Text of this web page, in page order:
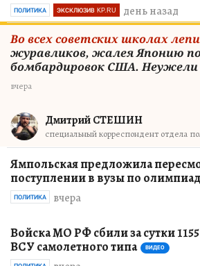
день назад
ПОЛИТИКА ЭКСКЛЮЗИВ KP.RU
Во всех советских школах
журавликов, жалея Японию
бомбардировок США. Неужели
вчера
Дмитрий СТЕШИН
специальный корреспондент отдела
Ямпольская предложила
поступлении в вузы по
вчера
ПОЛИТИКА
Войска МО РФ сбили за сутки
ВСУ самолетного типа
ВИДЕО